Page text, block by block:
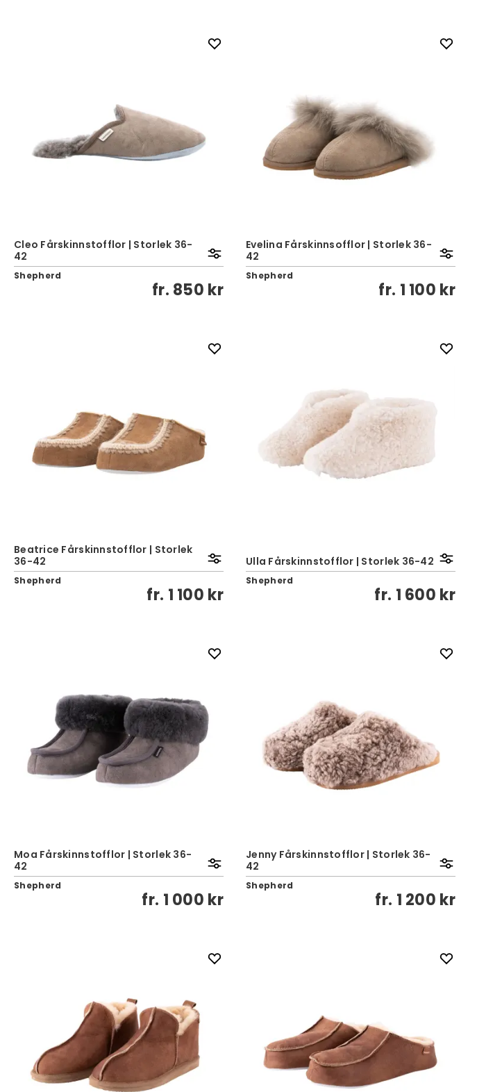
Cleo Fårskinnstofflor | Storlek 36-
42
Shepherd
fr. 850 kr
Evelina Fårskinnsofflor | Storlek 36-
42
Shepherd
fr. 1 100 kr
Beatrice Fårskinnstofflor | Storlek
36-42
Shepherd
fr. 1 100 kr
Ulla Fårskinnstofflor | Storlek 36-42
Shepherd
fr. 1 600 kr
Moa Fårskinnstofflor | Storlek 36-
42
Shepherd
fr. 1 000 kr
Jenny Fårskinnstofflor | Storlek 36-
42
Shepherd
fr. 1 200 kr